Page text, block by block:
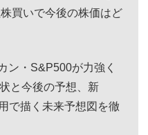
買いで今後の株価はど
ン・S&P500が力強く
と今後の予想、新
で描く未来予想図を徹